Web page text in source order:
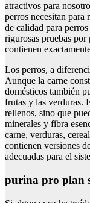
atractivos para
perros necesitan para
de calidad para
rigurosas pruebas por
contienen
Los perros, a
Aunque la carne
domésticos también
frutas y las verduras.
rellenos, sino que
minerales y fibra
carne, verduras,
contienen versiones
adecuadas para el
purina pro plan